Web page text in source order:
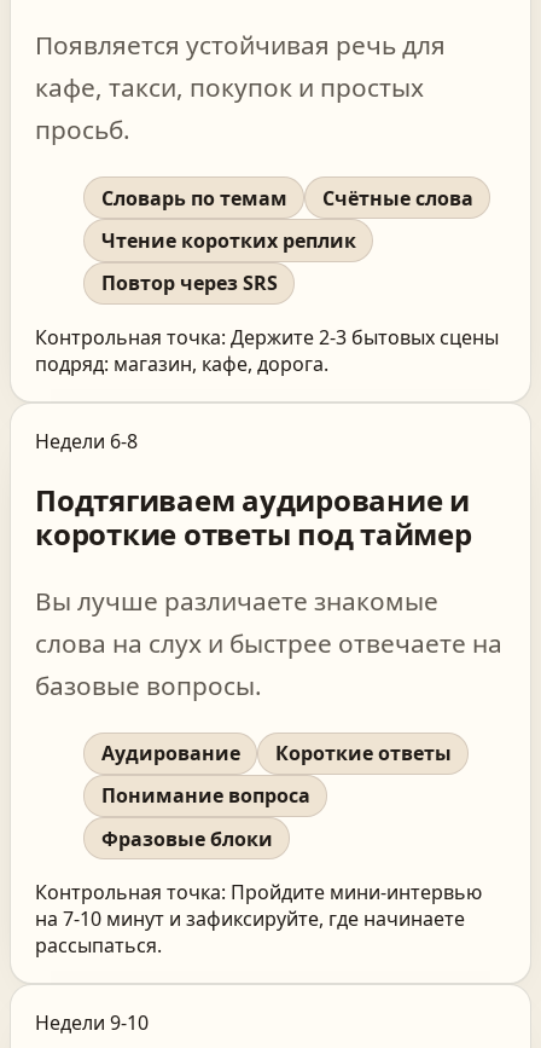
Появляется устойчивая речь для
кафе, такси, покупок и простых
просьб.
Словарь по темам
Счётные слова
Чтение коротких реплик
Повтор через SRS
Контрольная точка: Держите 2-3 бытовых сцены
подряд: магазин, кафе, дорога.
Недели 6-8
Подтягиваем аудирование и
короткие ответы под таймер
Вы лучше различаете знакомые
слова на слух и быстрее отвечаете на
базовые вопросы.
Аудирование
Короткие ответы
Понимание вопроса
Фразовые блоки
Контрольная точка: Пройдите мини-интервью
на 7-10 минут и зафиксируйте, где начинаете
рассыпаться.
Недели 9-10